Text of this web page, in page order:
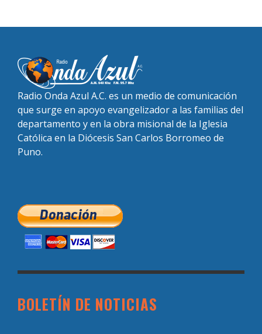
Radio Onda Azul A.C. es un medio de comunicación
que surge en apoyo evangelizador a las familias del
departamento y en la obra misional de la Iglesia
Católica en la Diócesis San Carlos Borromeo de
Puno.
BOLETÍN DE NOTICIAS